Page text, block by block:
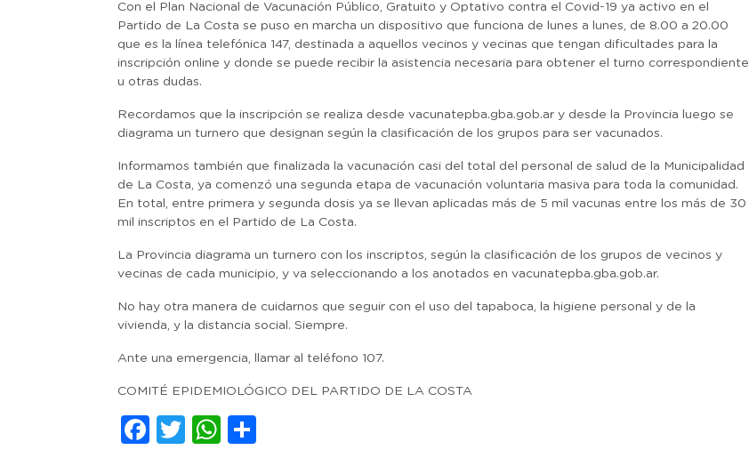
Con el Plan Nacional de Vacunación Público, Gratuito y Optativo contra el Covid-19 ya activo en el
Partido de La Costa se puso en marcha un dispositivo que funciona de lunes a lunes, de 8.00 a 20.00
que es la línea telefónica 147, destinada a aquellos vecinos y vecinas que tengan dificultades para la
inscripción online y donde se puede recibir la asistencia necesaria para obtener el turno correspondiente
u otras dudas.
Recordamos que la inscripción se realiza desde vacunatepba.gba.gob.ar y desde la Provincia luego se
diagrama un turnero que designan según la clasificación de los grupos para ser vacunados.
Informamos también que finalizada la vacunación casi del total del personal de salud de la Municipalidad
de La Costa, ya comenzó una segunda etapa de vacunación voluntaria masiva para toda la comunidad.
En total, entre primera y segunda dosis ya se llevan aplicadas más de 5 mil vacunas entre los más de 30
mil inscriptos en el Partido de La Costa.
La Provincia diagrama un turnero con los inscriptos, según la clasificación de los grupos de vecinos y
vecinas de cada municipio, y va seleccionando a los anotados en vacunatepba.gba.gob.ar.
No hay otra manera de cuidarnos que seguir con el uso del tapaboca, la higiene personal y de la
vivienda, y la distancia social. Siempre.
Ante una emergencia, llamar al teléfono 107.
COMITÉ EPIDEMIOLÓGICO DEL PARTIDO DE LA COSTA
Facebook
TwitterWhatsApp